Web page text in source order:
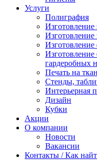
Услуги
Полиграфия
Изготовление
Изготовление
гардеробных
Печать на
Стенды,
Интерьерная
Дизайн
Кубки
Акции
О компании
Новости
Вакансии
Контакты / Как